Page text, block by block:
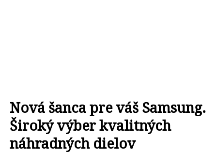
Nová šanca pre váš Samsung.
Široký výber kvalitných
náhradných dielov